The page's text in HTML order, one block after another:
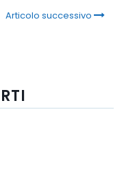
Articolo successivo